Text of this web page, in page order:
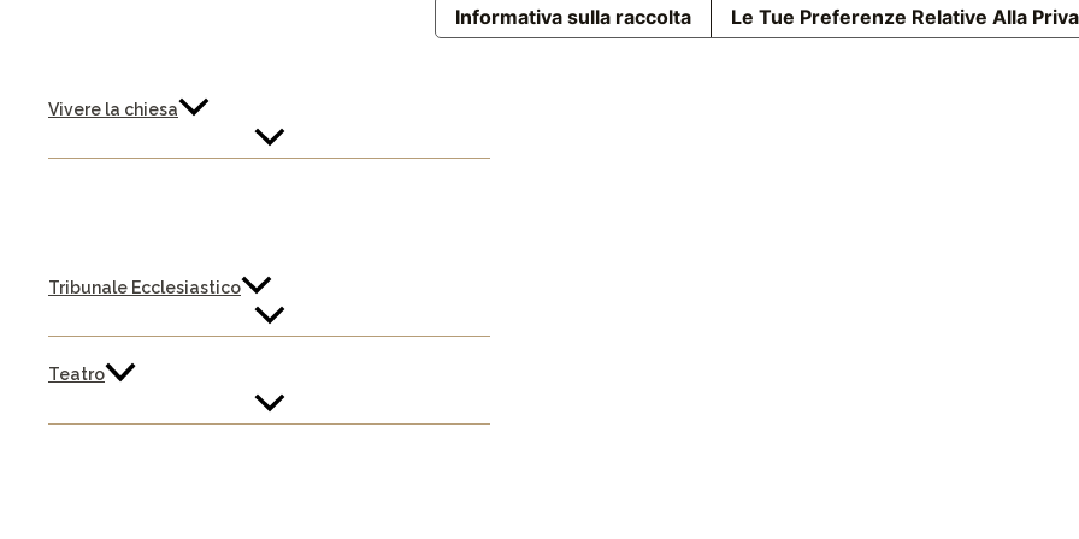
Vivere la chiesa
Tribunale Ecclesiastico
Teatro
Informativa sulla raccolta Le Tue Preferenze Relative Alla